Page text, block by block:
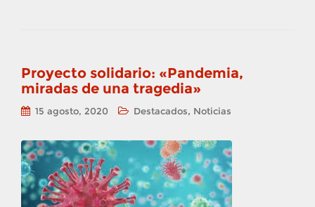
Proyecto solidario: «Pandemia,
miradas de una tragedia»
15 agosto, 2020 Destacados, Noticias